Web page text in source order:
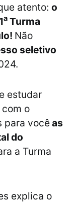
atento: o
a Turma
Não
seletivo
estudar
o
para vocêas
do
a Turma
explica o